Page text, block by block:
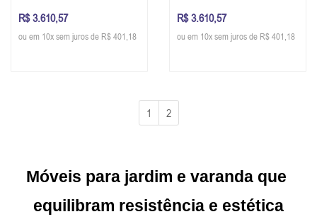
Petróleo - Imbuia Glazer
R$ 3.610,57
ou em 10x sem juros de R$ 401,18
Imbuia Glazer
R$ 3.610,57
ou em 10x sem juros de R$ 401,18
1 2
Móveis para jardim e varanda que
equilibram resistência e estética